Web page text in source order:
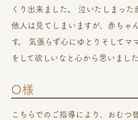
くり出来ました。 泣いたしまった
他人は見てしまいますが、赤ちゃ
す。 気張らず心にゆとりそしてマ
をして欲しいなと心から思いました
O様
こちらでのご指導により、おむつ